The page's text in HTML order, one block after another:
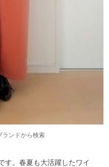
ランドから検索
す。春夏も大活躍したワイ